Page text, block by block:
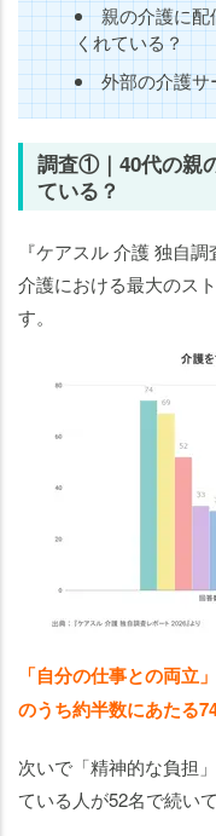
親の介護に
くれている？
外部の介護
調査①｜40代の親
ている？
『ケアスル 介護 独自
介護における最大のス
す。
「自分の仕事との両立
のうち約半数にあたる
次いで「精神的な負担
ている人が52名で続いて